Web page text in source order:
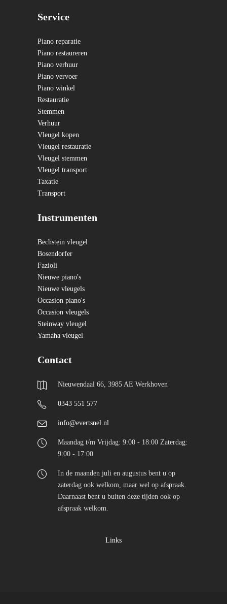
Service
Piano reparatie
Piano restaureren
Piano verhuur
Piano vervoer
Piano winkel
Restauratie
Stemmen
Verhuur
Vleugel kopen
Vleugel restauratie
Vleugel stemmen
Vleugel transport
Taxatie
Transport
Instrumenten
Bechstein vleugel
Bosendorfer
Fazioli
Nieuwe piano's
Nieuwe vleugels
Occasion piano's
Occasion vleugels
Steinway vleugel
Yamaha vleugel
Contact
Nieuwendaal 66, 3985 AE Werkhoven
0343 551 577
info@evertsnel.nl
Maandag t/m Vrijdag: 9:00 - 18:00 Zaterdag:
9:00 - 17:00
In de maanden juli en augustus bent u op
zaterdag ook welkom, maar wel op afspraak.
Daarnaast bent u buiten deze tijden ook op
afspraak welkom.
Links